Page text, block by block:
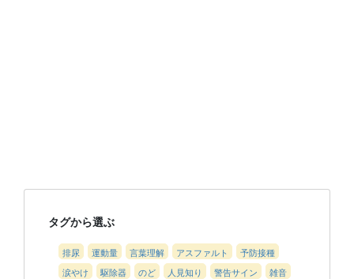
タグから選ぶ
排尿 運動量 言葉理解 アスファルト
予防接種
涙やけ
駆除器 のど 人見知り 警告サイン
雑音